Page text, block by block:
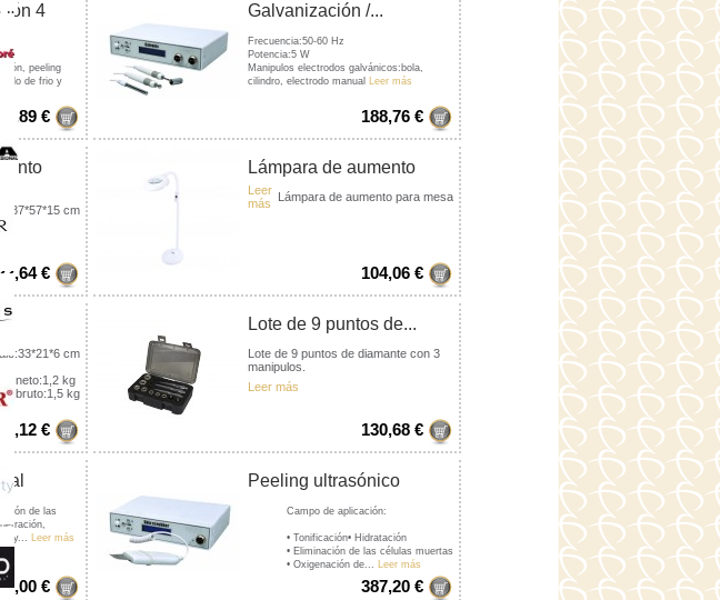
4
peeling
de frio y
€
Galvanización /...
Frecuencia:50-60 Hz
Potencia:5 W
Manipulos electrodos galvánicos:bola,
cilindro, electrodo manual Leer más
188,76 €
cm
€
Lámpara de aumento
para...Lámpara de aumento para mesa
Leer
más
104,06 €
cm
neto:1,2 kg
bruto:1,5 kg
87,12 €
Lote de 9 puntos de...
Lote de 9 puntos de diamante con 3
manipulos .
Leer más
130,68 €
de las
y... Leer más
€
Peeling ultrasónico
Campo de aplicación:
• Tonificación• Hidratación
• Eliminación de las células muertas
• Oxigenación de... Leer más
387,20 €